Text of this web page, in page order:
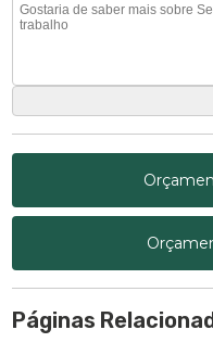
Páginas